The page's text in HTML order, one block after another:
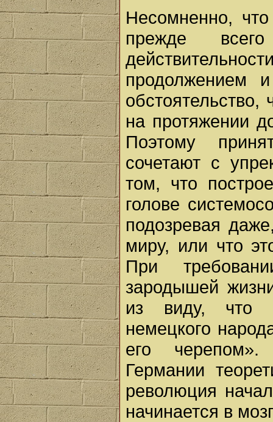
Несомненно,
прежде
продолжением
обстоятельство,
на протяжении
Поэтому
сочетают с
том, что
голове
подозревая
миру, или что
При
зародышей
из виду, что
немецкого
его
Германии
революция
начинается в